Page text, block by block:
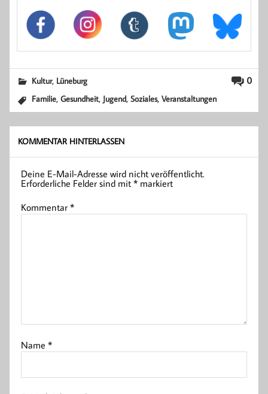
0
Kultur, Lüneburg
Familie,Gesundheit, Jugend,Soziales,Veranstaltungen
KOMMENTAR HINTERLASSEN
Deine E-Mail-Adresse wird nicht veröffentlicht.
Erforderliche Felder sind mit* markiert
Kommentar*
Name*